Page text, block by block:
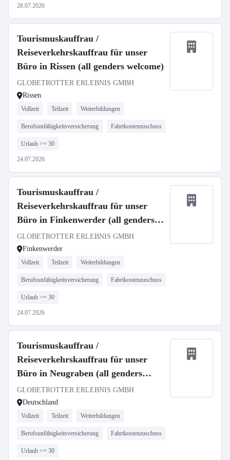
28.07.2026
Tourismuskauffrau /
Reiseverkehrskauffrau für unser
Büro in Rissen (all genders welcome)
GLOBETROTTER ERLEBNIS GMBH
Rissen
Vollzeit Teilzeit Weiterbildungen
Berufsunfähigkeitsversicherung Fahrtkostenzuschuss
Urlaub >= 30
24.07.2026
Tourismuskauffrau /
Reiseverkehrskauffrau für unser
Büro in Finkenwerder (all genders
welcome)
GLOBETROTTER ERLEBNIS GMBH
Finkenwerder
Vollzeit Teilzeit Weiterbildungen
Berufsunfähigkeitsversicherung Fahrtkostenzuschuss
Urlaub >= 30
24.07.2026
Tourismuskauffrau /
Reiseverkehrskauffrau für unser
Büro in Neugraben (all genders
welcome)
GLOBETROTTER ERLEBNIS GMBH
Deutschland
Vollzeit Teilzeit Weiterbildungen
Berufsunfähigkeitsversicherung Fahrtkostenzuschuss
Urlaub >= 30